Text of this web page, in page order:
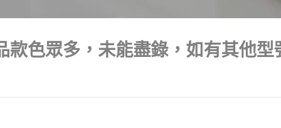
款色眾多，未能盡錄，如有其他